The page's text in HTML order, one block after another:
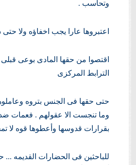
وتحاسب .
اعتبروها عارا يجب اخفاؤه ولا حتى
اقتصوا من حقها المادى بوعى قبلى لا
الترابط المركزى
حتى حقها فى الجنس بتروه
وما تنجست الا عقولهم . فعمات
بقرارات قدوسها وأعطوها قوه لا
للباحثين فى الحضارات القديمه ...